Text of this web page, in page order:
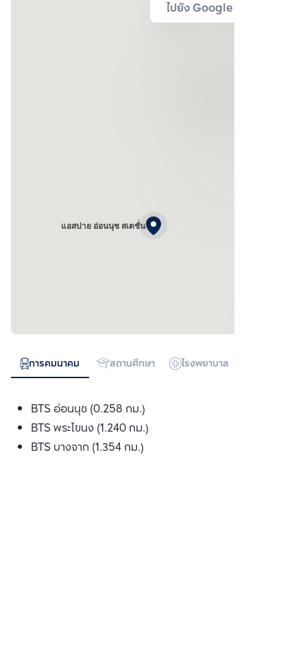
ไปยัง Google Map
แอสปาย อ่อนนุช สเตชั่น
การคมนาคม สถานศึกษา โรงพยาบาล
BTS อ่อนนุช (0.258 กม.)
BTS พระโขนง (1.240 กม.)
BTS บางจาก (1.354 กม.)